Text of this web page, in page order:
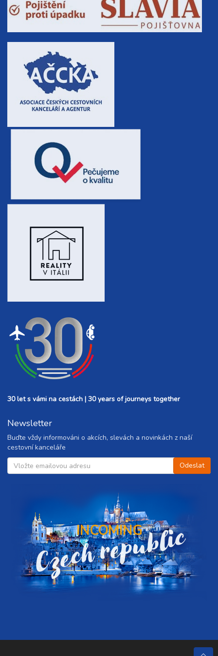
30 let s vámi na cestách | 30 years of journeys together
Newsletter
Buďte vždy informováni o akcích, slevách a novinkách z naší
cestovní kanceláře
INCOMING
Czech republic